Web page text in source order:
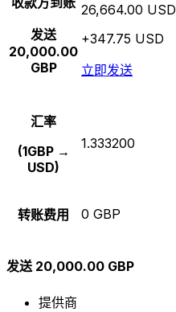
发送
20,000.00
GBP
26,664.00 USD
+347.75 USD
立即发送
汇率
(1GBP →
USD)
1.333200
转账费用 0 GBP
发送 20,000.00 GBP
提供商